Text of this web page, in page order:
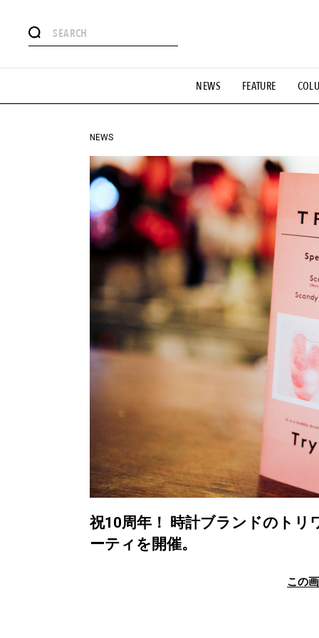
NEWS FEATURE
#憧れの逸品 #ESSENTIAL
#GH 銘品の所以 #フイナムのYouTube #Commune H
#HANDSOME HANDBOOK
NEWS
祝10周年！ 時計ブランドのト
ーティを開催。
この